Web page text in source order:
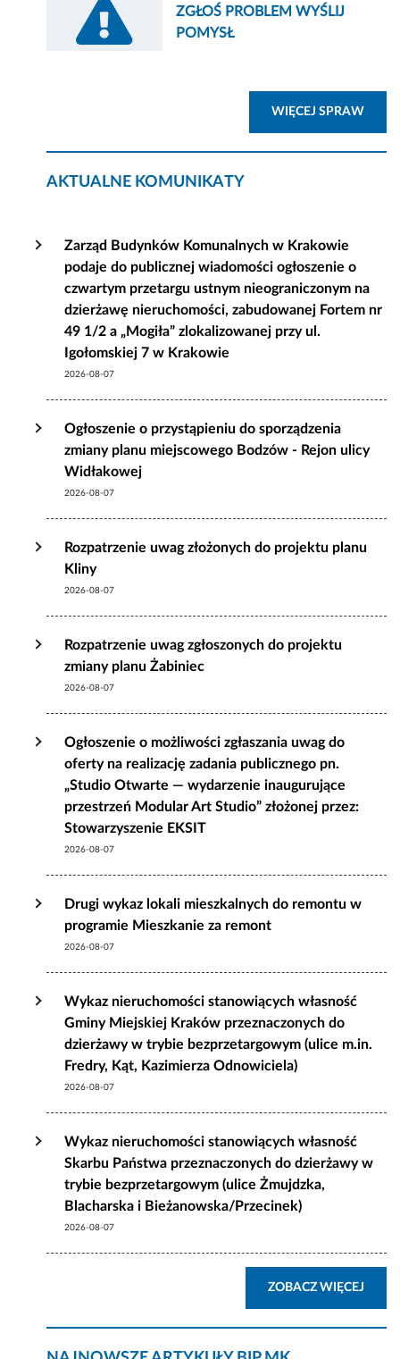
ZGŁOŚ PROBLEM WYŚLIJ
POMYSŁ
WIĘCEJ SPRAW
AKTUALNE KOMUNIKATY
Zarząd Budynków Komunalnych w Krakowie
podaje do publicznej wiadomości ogłoszenie o
czwartym przetargu ustnym nieograniczonym na
dzierżawę nieruchomości, zabudowanej Fortem nr
49 1/2 a „Mogiła” zlokalizowanej przy ul.
Igołomskiej 7 w Krakowie
2026-08-07
Ogłoszenie o przystąpieniu do sporządzenia
zmiany planu miejscowego Bodzów - Rejon ulicy
Widłakowej
2026-08-07
Rozpatrzenie uwag złożonych do projektu planu
Kliny
2026-08-07
Rozpatrzenie uwag zgłoszonych do projektu
zmiany planu Żabiniec
2026-08-07
Ogłoszenie o możliwości zgłaszania uwag do
oferty na realizację zadania publicznego pn.
„Studio Otwarte — wydarzenie inaugurujące
przestrzeń Modular Art Studio” złożonej przez:
Stowarzyszenie EKSIT
2026-08-07
Drugi wykaz lokali mieszkalnych do remontu w
programie Mieszkanie za remont
2026-08-07
Wykaz nieruchomości stanowiących własność
Gminy Miejskiej Kraków przeznaczonych do
dzierżawy w trybie bezprzetargowym (ulice m.in.
Fredry, Kąt, Kazimierza Odnowiciela)
2026-08-07
Wykaz nieruchomości stanowiących własność
Skarbu Państwa przeznaczonych do dzierżawy w
trybie bezprzetargowym (ulice Żmujdzka,
Blacharska i Bieżanowska/Przecinek)
2026-08-07
ZOBACZ WIĘCEJ